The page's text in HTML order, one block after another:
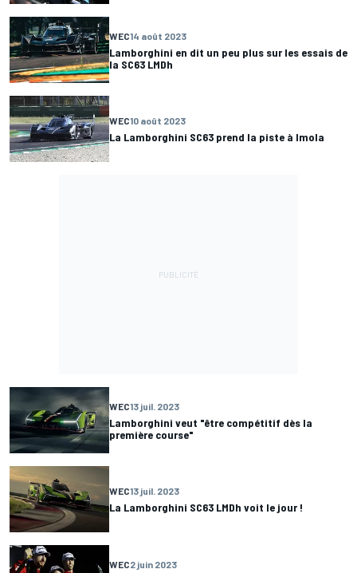
WEC14 août 2023
Lamborghini en dit un peu plus sur les essais de
la SC63 LMDh
WEC10 août 2023
La Lamborghini SC63 prend la piste à Imola
WEC13 juil. 2023
Lamborghini veut "être compétitif dès la
première course"
WEC13 juil. 2023
La Lamborghini SC63 LMDh voit le jour !
WEC2 juin 2023